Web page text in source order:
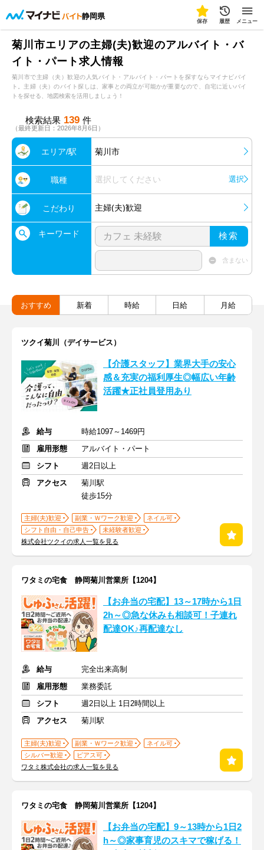
静岡県
保存 履歴 メニュー
菊川市エリアの主婦(夫)歓迎のアルバイト・バ
イト・パート求人情報
菊川市で主婦（夫）歓迎の人気バイト・アルバイト・パートを探すならマイナビバイ
ト。主婦（夫）のバイト探しは、家事との両立が可能かが重要なので、自宅に近いバイ
トを探せる、地図検索を活用しましょう！
検索結果 139 件
（最終更新日：2026年8月6日）
エリア/駅 菊川市
職種 選択してください 選択
こだわり 主婦(夫)歓迎
キーワード 検索
含まない
おすすめ 新着 時給 日給 月給
ツクイ菊川（デイサービス）
【介護スタッフ】業界大手の安心
感＆充実の福利厚生◎幅広い年齢
活躍★正社員登用あり
給与
時給1097～1469円
雇用形態
アルバイト・パート
シフト
週2日以上
アクセス
菊川駅
徒歩15分
主婦(夫)歓迎 副業・Ｗワーク歓迎
ネイル可
シフト自由・自己申告
未経験者歓迎
株式会社ツクイの求人一覧を見る
ワタミの宅食 静岡菊川営業所【1204】
【お弁当の宅配】13～17時から1日
2h～◎急な休みも相談可！子連れ
配達OK♪再配達なし
給与
完全出来高制
雇用形態
業務委託
シフト
週2日以上 1日2時間以上
アクセス
菊川駅
主婦(夫)歓迎 副業・Ｗワーク歓迎
ネイル可
シルバー歓迎
ピアス可
ワタミ株式会社の求人一覧を見る
ワタミの宅食 静岡菊川営業所【1204】
【お弁当の宅配】9～13時から1日2
h～◎家事育児のスキマで稼げる！